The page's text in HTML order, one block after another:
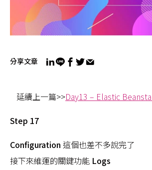
分享文章
延續上一篇>>Day13 – Elastic
Step 17
Configuration 這個也差不多說完了
接下來維運的關鍵功能 Logs